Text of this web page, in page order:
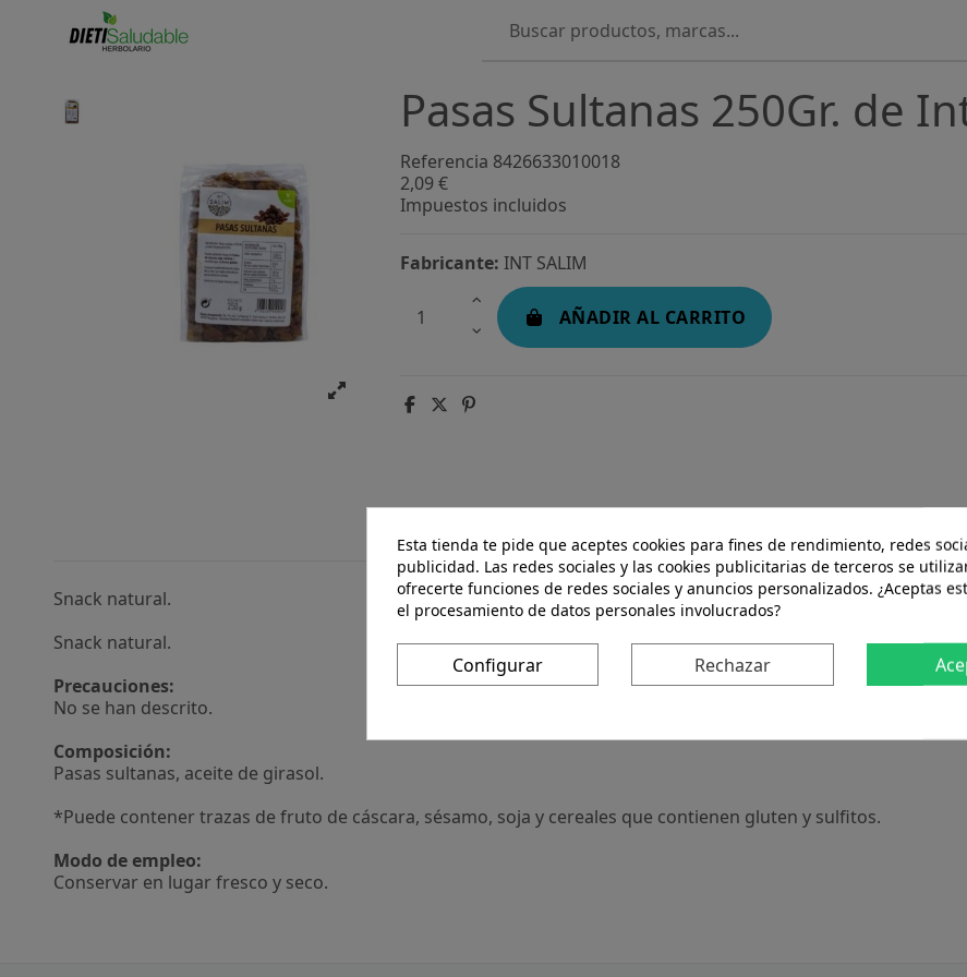
Pasas Sultanas 250Gr. de
Referencia 8426633010018
2,09 €
Impuestos incluidos
Fabricante: INT SALIM
AÑADIR AL CARRITO
Descripción Detalles del producto
Snack natural.
Snack natural.
Precauciones:
No se han descrito.
Composición:
Pasas sultanas, aceite de girasol.
*Puede contener trazas de fruto de cáscara, sésamo, soja y cereales que contienen gluten y sulfitos.
Modo de empleo:
Conservar en lugar fresco y seco.
Esta tienda te pide que aceptes cookies para fines de rendimiento, redes
publicidad. Las redes sociales y las cookies publicitarias de terceros se
ofrecerte funciones de redes sociales y anuncios personalizados. ¿Aceptas
el procesamiento de datos personales involucrados?
Configurar Rechazar